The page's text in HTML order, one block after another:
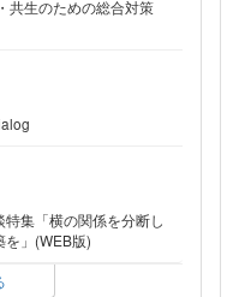
共生のための総合対策
集「横の関係を分断し
」(WEB版)